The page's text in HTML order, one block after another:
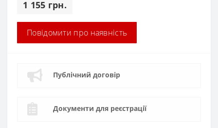
1 155 грн.
Повідомити про наявність
Публічний договір
Документи для реєстрації